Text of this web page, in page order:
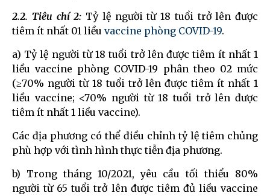
2.2. Tiêu chí 2: Tỷ lệ người từ 18 tuổi trở lên được
tiêm ít nhất 01 liều vaccine phòng COVID-19.
a) Tỷ lệ người từ 18 tuổi trở lên được tiêm ít nhất 1
liều vaccine phòng COVID-19 phân theo 02 mức
(≥70% người từ 18 tuổi trở lên được tiêm ít nhất 1
liều vaccine; <70% người từ 18 tuổi trở lên được
tiêm ít nhất 1 liều vaccine).
Các địa phương có thể điều chỉnh tỷ lệ tiêm chủng
phù hợp với tình hình thực tiễn địa phương.
b) Trong tháng 10/2021, yêu cầu tối thiểu 80%
người từ 65 tuổi trở lên được tiêm đủ liều vaccine